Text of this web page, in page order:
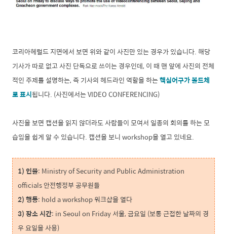
코리아헤럴드 지면에서 보면 위와 같이 사진만 있는 경우가 있습니다. 해당
기사가 따로 없고 사진 단독으로 쓰이는 경우인데, 이 때 맨 앞에 사진의 전체
적인 주제를 설명하는, 즉 기사의 헤드라인 역할을 하는핵심어구가 볼드체
로 표시됩니다. (사진에서는 VIDEO CONFERENCING)
사진을 보면 캡션을 읽지 않더라도 사람들이 모여서 일종의 회의를 하는 모
습임을 쉽게 알 수 있습니다. 캡션을 보니 workshop을 열고 있네요.
1) 인물: Ministry of Security and Public Administration
officials 안전행정부 공무원들
2) 행동: hold a workshop 워크샵을 열다
3) 장소 시간: in Seoul on Friday 서울, 금요일 (보통 근접한 날짜의 경
우 요일을 사용)